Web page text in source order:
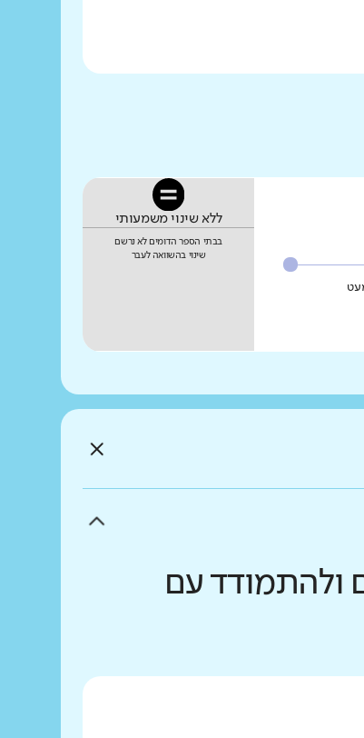
ללא שינוי משמעותי
בבתי הספר הדומים לא נרשם
שינוי בהשוואה לעבר
ולהתמודד עם